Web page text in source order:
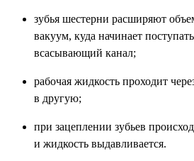
зубья шестерни расширяют
вакуум, куда начинает
всасывающий канал;
рабочая жидкость проходит
в другую;
при зацеплении зубьев
и жидкость выдавливается.